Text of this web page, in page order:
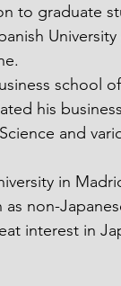
to graduate
school
his
and
in
non-
interest in